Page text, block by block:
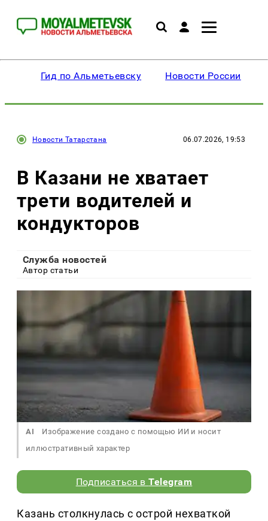
Гид по Альметьевску Новости России
Новости Татарстана 06.07.2026, 19:53
В Казани не хватает
трети водителей и
кондукторов
Служба новостей
Автор статьи
AI
Изображение создано с помощью ИИ и носит
иллюстративный характер
Подписаться вTelegram
Казань столкнулась с острой нехваткой